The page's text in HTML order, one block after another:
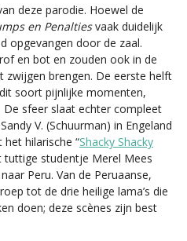
deze parodie. Hoewel de
en Penaltiesvaak duidelijk
opgevangen door de zaal.
en bot en zouden ook in de
brengen. De eerste helft
soort pijnlijke momenten,
sfeer slaat echter compleet
V. (Schuurman) in Engeland
hilarische “Shacky Shacky
tuttige studentje Merel Mees
Peru. Van de Peruaanse,
tot de drie heilige lama’s die
doen; deze scènes zijn best